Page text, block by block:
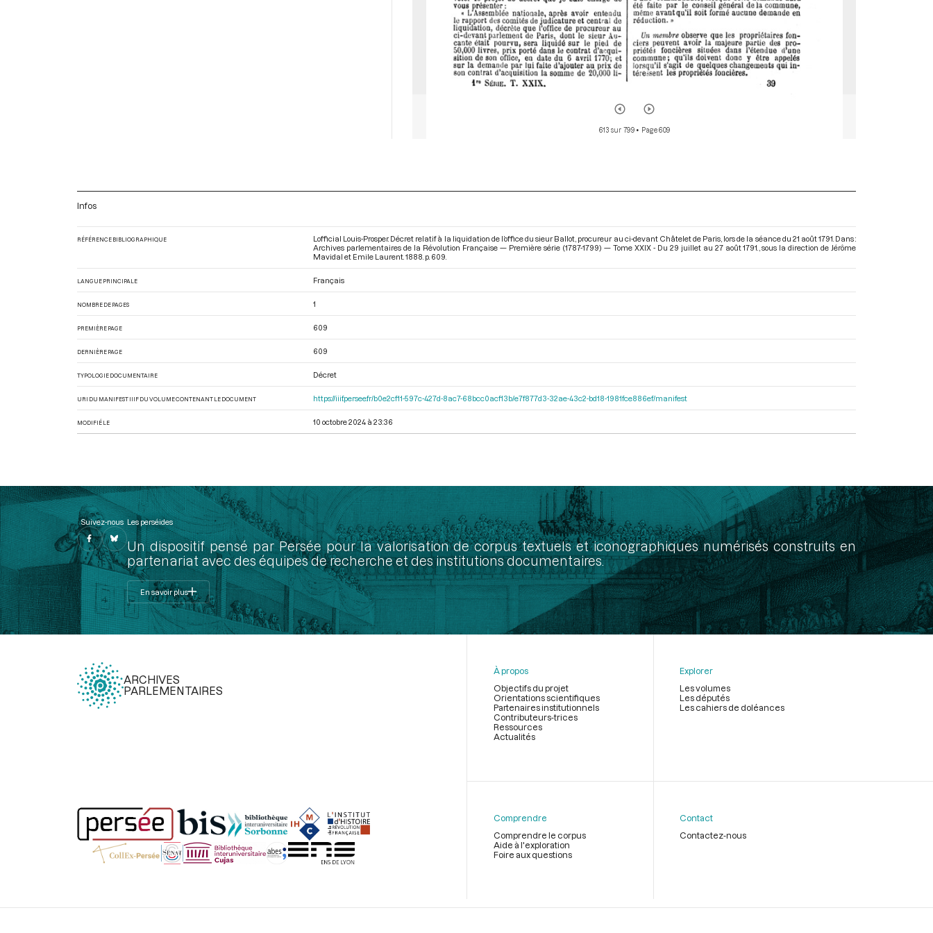
613 sur 799• Page 609
Infos
RÉFÉRENCE BIBLIOGRAPHIQUE
Lofficial Louis-Prosper. Décret relatif à la liquidation de l’office du sieur Ballot, procureur au ci-devant Châtelet de Paris, lors de la séance du 21 août 1791. Dans :
Archives parlementaires de la Révolution Française — Première série (1787-1799) — Tome XXIX - Du 29 juillet au 27 août 1791. , sous la direction de Jérôme
Mavidal et Emile Laurent. 1888. p. 609.
LANGUE PRINCIPALE Français
NOMBRE DE PAGES 1
PREMIÈRE PAGE 609
DERNIÈRE PAGE 609
TYPOLOGIE DOCUMENTAIRE Décret
URI DU MANIFEST IIIF DU VOLUME CONTENANT LE DOCUMENT https://iiif.persee.fr/b0e2cf11-597c-427d-8ac7-68bcc0acf13b/e7f877d3-32ae-43c2-bd18-1981fce886ef/manifest
MODIFIÉ LE 10 octobre 2024 à 23:36
Suivez-nous Les perséides
Un dispositif pensé par Persée pour la valorisation de corpus textuels et iconographiques numérisés construits en
partenariat avec des équipes de recherche et des institutions documentaires.
En savoir plus
ARCHIVES
PARLEMENTAIRES
page
À propos
Objectifs du projet
Orientations scientifiques
Partenaires institutionnels
Contributeurs-trices
Ressources
Actualités
Explorer
Les volumes
Les députés
Les cahiers de doléances
Comprendre
Comprendre le corpus
Aide à l'exploration
Foire aux questions
Contact
Contactez-nous
Légal